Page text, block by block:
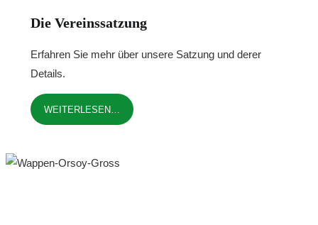
Die Vereinssatzung
Erfahren Sie mehr über unsere Satzung und derer
Details.
WEITERLESEN…